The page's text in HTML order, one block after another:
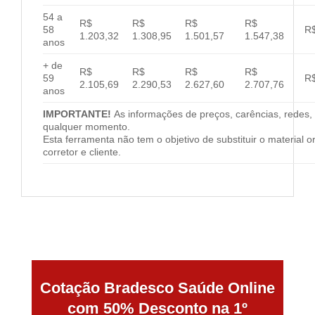
54 a
58
anos
R$
1.203,32
R$
1.308,95
R$
1.501,57
R$
1.547,38
+ de
59
anos
R$
2.105,69
R$
2.290,53
R$
2.627,60
R$
2.707,76
IMPORTANTE! As informações de preços, carências,
qualquer momento.
Esta ferramenta não tem o objetivo de substituir o material
corretor e cliente.
Cotação Bradesco Saúde Online
com 50% Desconto na 1º